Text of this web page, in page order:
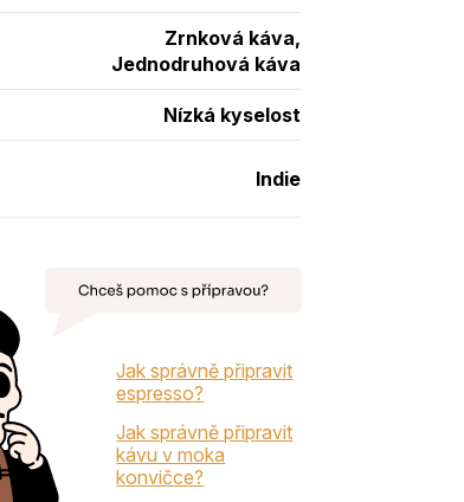
Zrnková káva,
Jednodruhová káva
Nízká kyselost
Indie
Jak správně připravit
espresso?
Jak správně připravit
kávu v moka
konvičce?